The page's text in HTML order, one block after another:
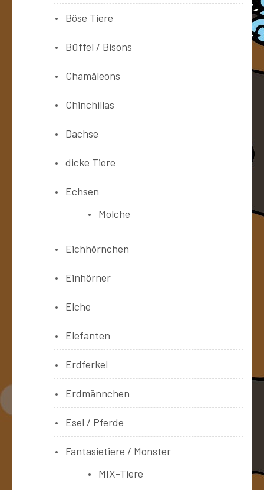
Böse Tiere
Büffel / Bisons
Chamäleons
Chinchillas
Dachse
dicke Tiere
Echsen
Molche
Eichhörnchen
Einhörner
Elche
Elefanten
Erdferkel
Erdmännchen
Esel / Pferde
Fantasietiere / Monster
MIX-Tiere